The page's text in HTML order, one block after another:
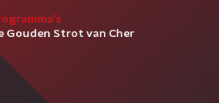
Gouden Strot van Cher